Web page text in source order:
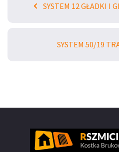
SYSTEM 12 GŁADKI I
SYSTEM 50/19